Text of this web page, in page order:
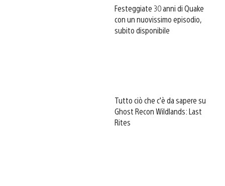
Festeggiate 30 anni di Quake
con un nuovissimo episodio,
subito disponibile
Tutto ciò che c’è da sapere su
Ghost Recon Wildlands: Last
Rites